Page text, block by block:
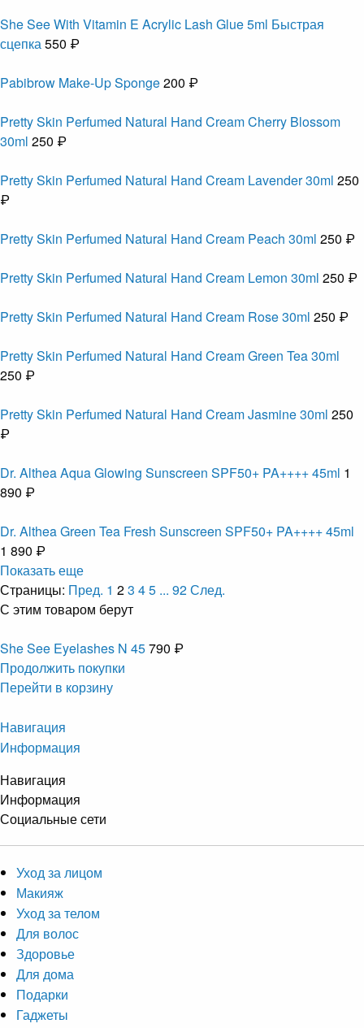
She See With Vitamin E Acrylic Lash Glue 5ml Быстрая
сцепка550 ₽
Pabibrow Make-Up Sponge200 ₽
Pretty Skin Perfumed Natural Hand Cream Cherry Blossom
30ml 250 ₽
Pretty Skin Perfumed Natural Hand Cream Lavender 30ml 250
₽
Pretty Skin Perfumed Natural Hand Cream Peach 30ml 250 ₽
Pretty Skin Perfumed Natural Hand Cream Lemon 30ml 250 ₽
Pretty Skin Perfumed Natural Hand Cream Rose 30ml 250 ₽
Pretty Skin Perfumed Natural Hand Cream Green Tea 30ml
250 ₽
Pretty Skin Perfumed Natural Hand Cream Jasmine 30ml 250
₽
Dr. Althea Aqua Glowing Sunscreen SPF50+ PA++++ 45ml 1
890 ₽
Dr. Althea Green Tea Fresh Sunscreen SPF50+ PA++++ 45ml
1 890 ₽
Показать еще
Страницы: Пред. 1 23 45 ... 92След.
С этим товаром берут
She See Eyelashes N 45790 ₽
Продолжить покупки
Перейти в корзину
Навигация
Информация
Навигация
Информация
Социальные сети
Уход за лицом
Макияж
Уход за телом
Для волос
Здоровье
Для дома
Подарки
Гаджеты